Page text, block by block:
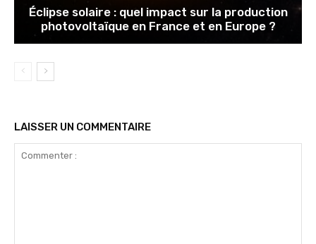
Éclipse solaire : quel impact sur la production
photovoltaïque en France et en Europe ?
LAISSER UN COMMENTAIRE